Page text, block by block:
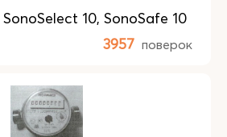
10, SonoSafe 10
3957 поверок